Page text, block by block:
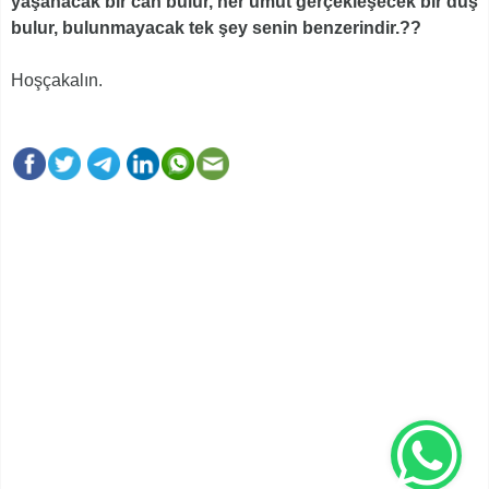
bulur, bulunmayacak tek şey senin benzerindir.??
Hoşçakalın.